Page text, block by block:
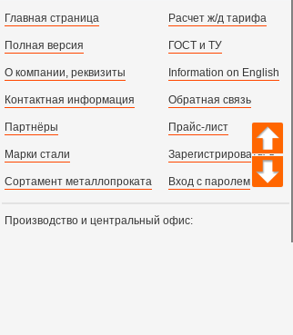
Главная страница
Полная версия
О компании, реквизиты
Контактная информация
Партнёры
Марки стали
Сортамент металлопроката
Расчет ж/д тарифа
ГОСТ и ТУ
Information on English
Обратная связь
Прайс-лист
Зарегистрироваться
Вход с паролем
Производство и центральный офис: